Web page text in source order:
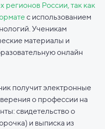
регионов России, так как
с использованием
Ученикам
материалы и
онлайн
получит электронные
о профессии на
свидетельство о
и выписка из